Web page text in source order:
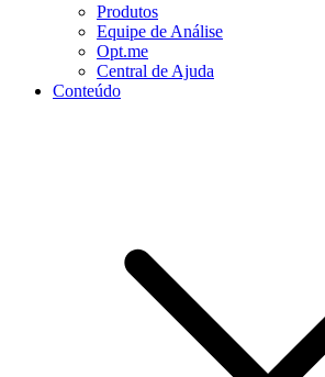
Produtos
Equipe de Análise
Opt.me
Central de Ajuda
Conteúdo